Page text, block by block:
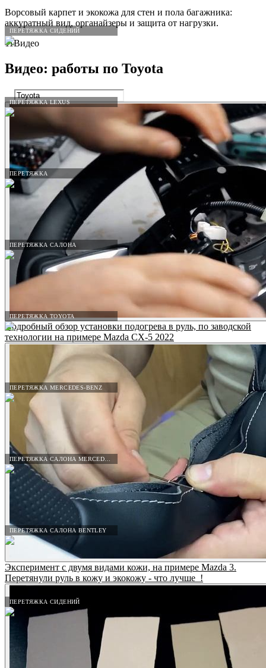
ПЕРЕТЯЖКА СИДЕНИЙ
ПЕРЕТЯЖКА LEXUS
ПЕРЕТЯЖКА
ПЕРЕТЯЖКА САЛОНА
ПЕРЕТЯЖКА TOYOTA
ПЕРЕТЯЖКА MERCEDES-BENZ
ПЕРЕТЯЖКА САЛОНА BENTLEY
ПЕРЕТЯЖКА СИДЕНИЙ
Ворсовый карпет и экокожа для стен и пола багажника:
аккуратный вид, органайзеры и защита от нагрузки.
11Видео
Видео: работы по Toyota
Подробный обзор установки подогрева в руль, по заводской
технологии на примере Mazda CX-5 2022
Эксперимент с двумя видами кожи, на примере Mazda 3.
Перетянули руль в кожу и экокожу - что лучше_!